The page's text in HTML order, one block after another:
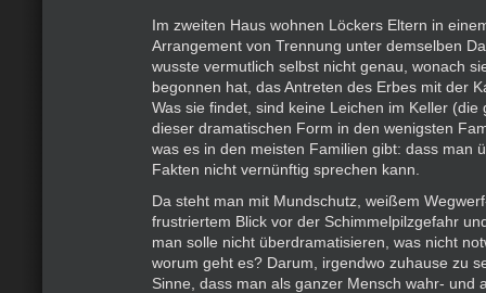
Im zweiten Haus wohnen Löckers Eltern in
Arrangement von Trennung unter demselben
wusste vermutlich selbst nicht genau, wonach
begonnen hat, das Antreten des Erbes mit der
Was sie findet, sind keine Leichen im Keller (die
dieser dramatischen Form in den wenigsten
was es in den meisten Familien gibt: dass man
Fakten nicht vernünftig sprechen kann.
Da steht man mit Mundschutz, weißem
frustriertem Blick vor der Schimmelpilzgefahr
man solle nicht überdramatisieren, was nicht
worum geht es? Darum, irgendwo zuhause zu
Sinne, dass man als ganzer Mensch wahr- und